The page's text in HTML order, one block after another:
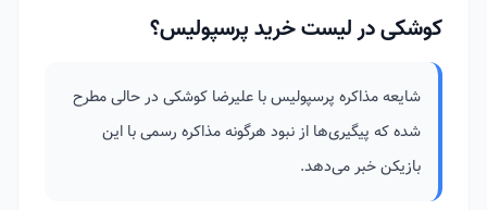
کوشکی در لیست خرید پرسپولیس؟
شایعه مذاکره پرسپولیس با علیرضا کوشکی در حالی مطرح
شده که پیگیری‌ها از نبود هرگونه مذاکره رسمی با این
بازیکن خبر می‌دهد.